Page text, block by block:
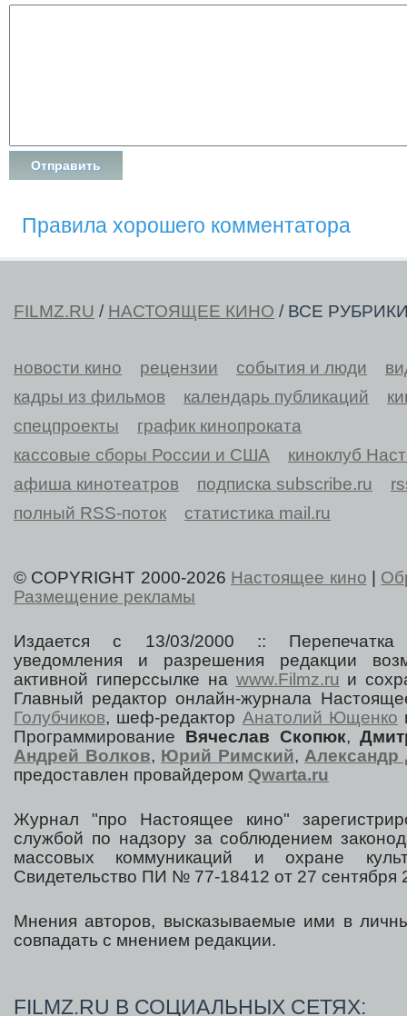
Правила хорошего комментатора
FILMZ.RU / НАСТОЯЩЕЕ КИНО / ВСЕ
новости кино рецензии события и люди
кадры из фильмов
календарь публикаций
спецпроекты
график кинопроката
кассовые сборы России и США
киноклуб
афиша кинотеатров
подписка subscribe.ru
полный RSS-поток
статистика mail.ru
© COPYRIGHT 2000-2026 Настоящее кино
Размещение рекламы
Издается с 13/03/2000 :: Перепечатка
уведомления и разрешения редакции
активной гиперссылке на www.Filmz.ru и
Главный редактор онлайн-журнала
Голубчиков, шеф-редактор Анатолий Ющенко
Программирование Вячеслав Скопюк,
Андрей Волков, Юрий Римский, Александр
предоставлен провайдером Qwarta.ru
Журнал "про Настоящее кино"
службой по надзору за соблюдением
массовых коммуникаций и охране
Свидетельство ПИ № 77-18412 от 27 сентября
Мнения авторов, высказываемые ими в
совпадать с мнением редакции.
FILMZ.RU В СОЦИАЛЬНЫХ СЕТЯХ: